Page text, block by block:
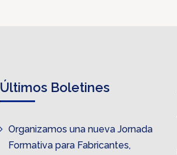
Últimos Boletines
Organizamos una nueva Jornada
Formativa para Fabricantes,